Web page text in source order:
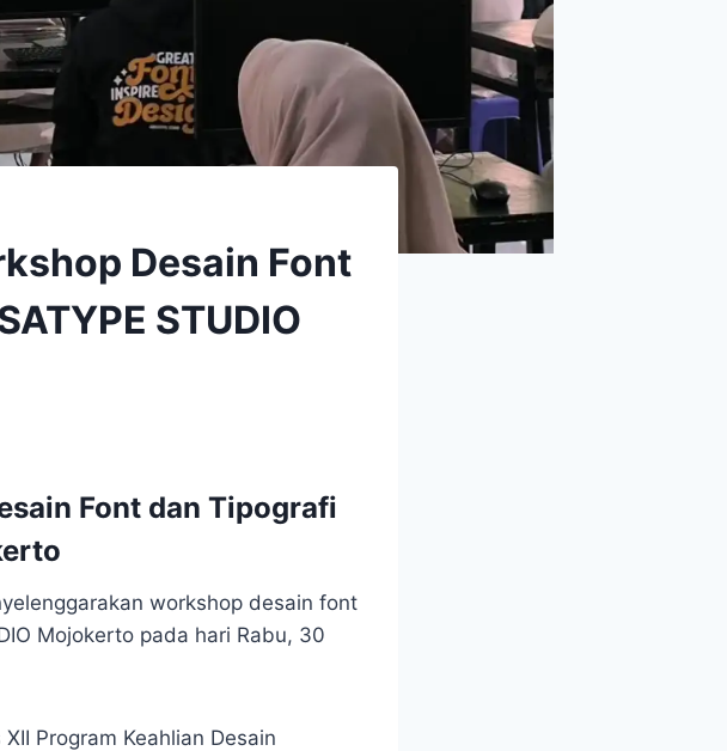
Desain Font
STUDIO
Font dan Tipografi
workshop desain font
Mojokerto pada hari Rabu, 30
Program Keahlian Desain